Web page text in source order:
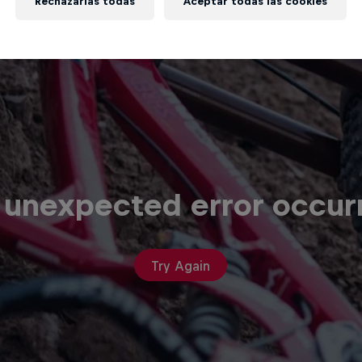
error
Try Again